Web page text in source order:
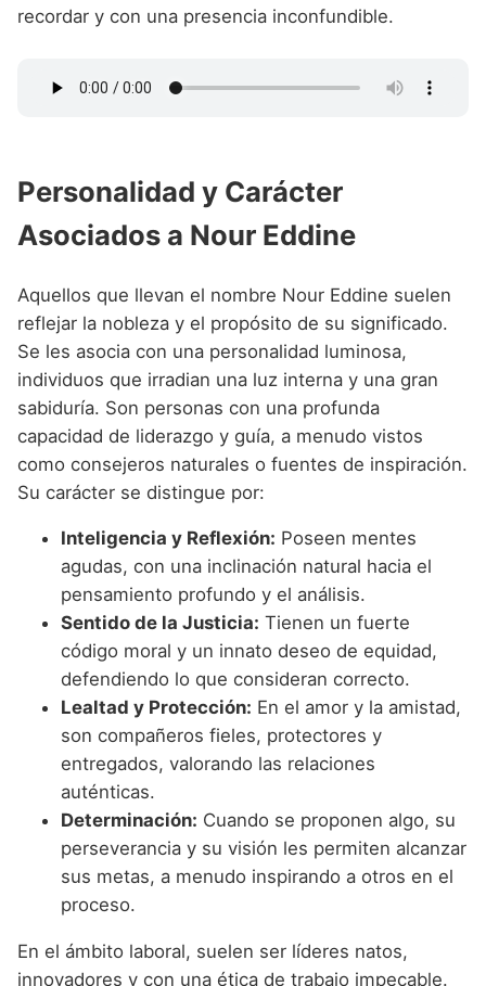
recordar y con una presencia inconfundible.
Personalidad y Carácter
Asociados a Nour Eddine
Aquellos que llevan el nombre Nour Eddine suelen
reflejar la nobleza y el propósito de su significado.
Se les asocia con una personalidad luminosa,
individuos que irradian una luz interna y una gran
sabiduría. Son personas con una profunda
capacidad de liderazgo y guía, a menudo vistos
como consejeros naturales o fuentes de inspiración.
Su carácter se distingue por:
Inteligencia y Reflexión: Poseen mentes
agudas, con una inclinación natural hacia el
pensamiento profundo y el análisis.
Sentido de la Justicia: Tienen un fuerte
código moral y un innato deseo de equidad,
defendiendo lo que consideran correcto.
Lealtad y Protección: En el amor y la amistad,
son compañeros fieles, protectores y
entregados, valorando las relaciones
auténticas.
Determinación: Cuando se proponen algo, su
perseverancia y su visión les permiten alcanzar
sus metas, a menudo inspirando a otros en el
proceso.
En el ámbito laboral, suelen ser líderes natos,
innovadores y con una ética de trabajo impecable.